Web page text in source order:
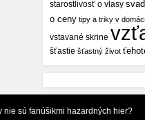
starostlivosť o vlasy
o ceny tipy a triky v
vstavané skrine
šťastie šťastný život
nie sú fanúšikmi hazardných hier?